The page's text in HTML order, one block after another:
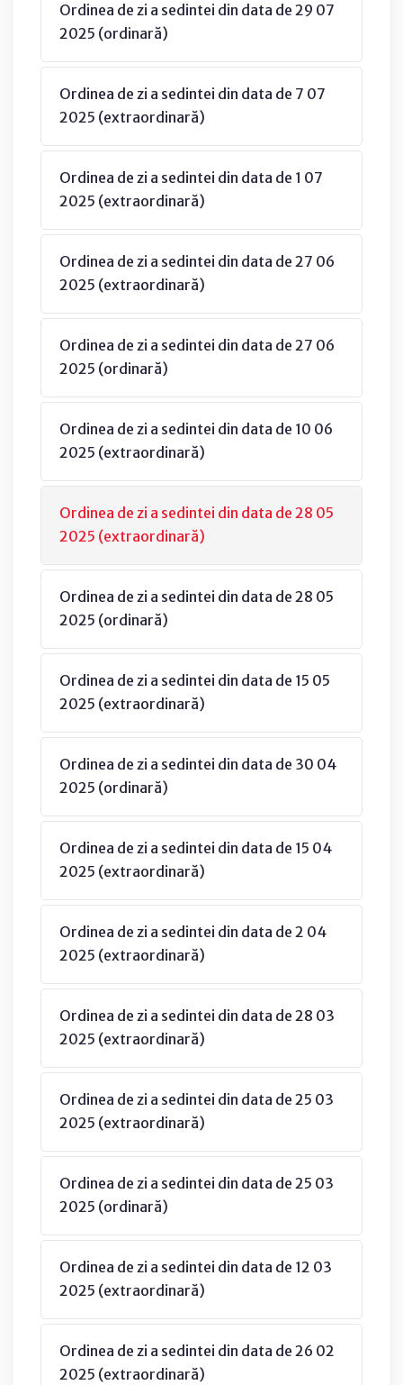
Ordinea de zi a sedintei din data de 29 07
2025 (ordinară)
Ordinea de zi a sedintei din data de 7 07
2025 (extraordinară)
Ordinea de zi a sedintei din data de 1 07
2025 (extraordinară)
Ordinea de zi a sedintei din data de 27 06
2025 (extraordinară)
Ordinea de zi a sedintei din data de 27 06
2025 (ordinară)
Ordinea de zi a sedintei din data de 10 06
2025 (extraordinară)
Ordinea de zi a sedintei din data de 28 05
2025 (extraordinară)
Ordinea de zi a sedintei din data de 28 05
2025 (ordinară)
Ordinea de zi a sedintei din data de 15 05
2025 (extraordinară)
Ordinea de zi a sedintei din data de 30 04
2025 (ordinară)
Ordinea de zi a sedintei din data de 15 04
2025 (extraordinară)
Ordinea de zi a sedintei din data de 2 04
2025 (extraordinară)
Ordinea de zi a sedintei din data de 28 03
2025 (extraordinară)
Ordinea de zi a sedintei din data de 25 03
2025 (extraordinară)
Ordinea de zi a sedintei din data de 25 03
2025 (ordinară)
Ordinea de zi a sedintei din data de 12 03
2025 (extraordinară)
Ordinea de zi a sedintei din data de 26 02
2025 (extraordinară)